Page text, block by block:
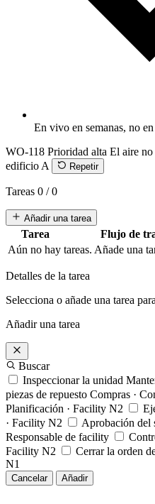
En vivo en semanas, no en
WO-118 Prioridad alta El aire no
edificio A
Repetir
Tareas 0 / 0
Añadir una tarea
Tarea Flujo de
Aún no hay tareas. Añade una
Detalles de la tarea
Selecciona o añade una tarea
Añadir una tarea
Buscar
Inspeccionar la unidad
piezas de repuesto Compras ·
Planificación · Facility N2
· Facility N2
Aprobación del
Responsable de facility
Facility N2
Cerrar la orden
N1
Cancelar Añadir